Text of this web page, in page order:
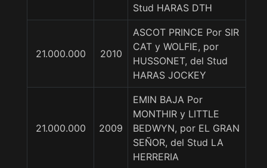
Stud HARAS DTH
21.000.000 2010
ASCOT PRINCE Por SIR
CAT y WOLFIE, por
HUSSONET, del Stud
HARAS JOCKEY
21.000.000 2009
EMIN BAJA Por
MONTHIR y LITTLE
BEDWYN, por EL GRAN
SEÑOR, del Stud LA
HERRERIA